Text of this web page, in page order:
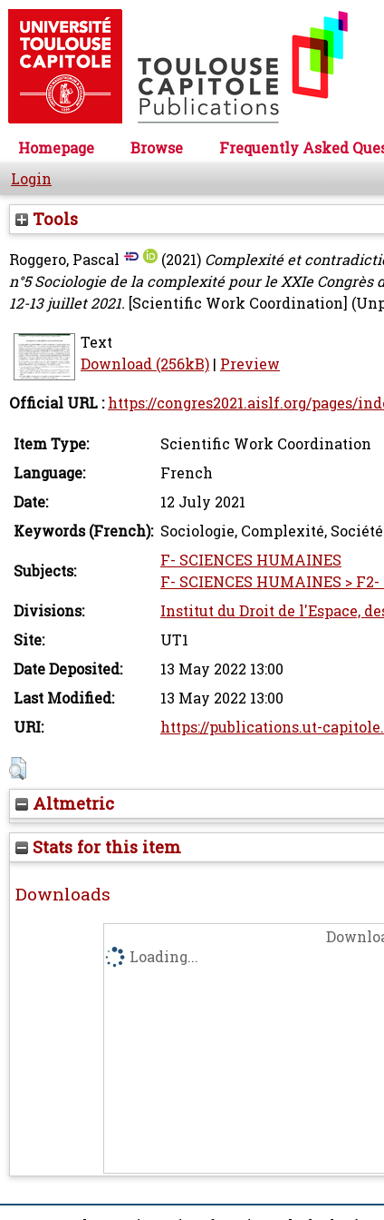
Homepage Browse Frequently Asked
Login
Tools
Roggero, Pascal (2021) Complexité et
n°5 Sociologie de la complexité pour le XXIe
12-13 juillet 2021. [Scientific Work Coordination]
Text
Download (256kB) | Preview
Official URL : https://congres2021.aislf.org/pages/
Item Type:
Scientific Work Coordination
Language:
French
Date:
12 July 2021
Keywords (French): Sociologie, Complexité,
Subjects:
F- SCIENCES HUMAINES
F- SCIENCES HUMAINES >
Divisions:
Institut du Droit de l'Espace,
Site:
UT1
Date Deposited:
13 May 2022 13:00
Last Modified:
13 May 2022 13:00
URI:
https://publications.ut-
Altmetric
Stats for this item
Downloads
Loading...